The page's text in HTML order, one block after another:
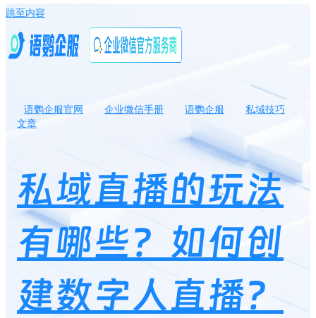
跳至内容
语鹦企服官网 企业微信手册 语鹦企服
私域技巧
文章
私域直播的玩法
有哪些？如何创
建数字人直播？